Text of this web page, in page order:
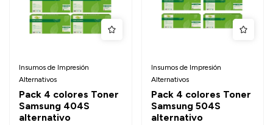
Insumos de Impresión
Alternativos
Pack 4 colores Toner
Samsung 404S
alternativo
Insumos de Impresión
Alternativos
Pack 4 colores Toner
Samsung 504S
alternativo